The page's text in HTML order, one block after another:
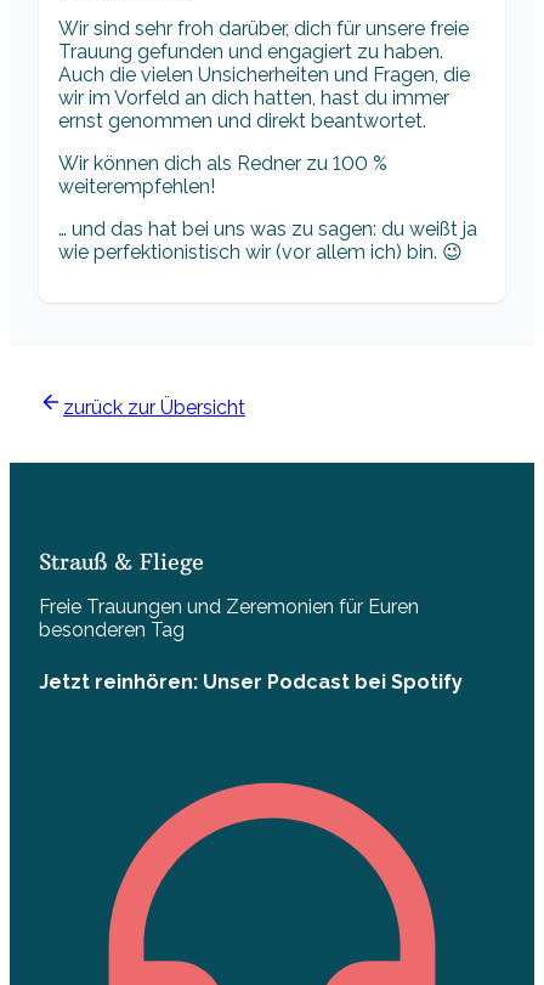
Wir sind sehr froh darüber, dich für unsere freie
Trauung gefunden und engagiert zu haben.
Auch die vielen Unsicherheiten und Fragen, die
wir im Vorfeld an dich hatten, hast du immer
ernst genommen und direkt beantwortet.
Wir können dich als Redner zu 100 %
weiterempfehlen!
… und das hat bei uns was zu sagen: du weißt ja
wie perfektionistisch wir (vor allem ich) bin. 😉
zurück zur Übersicht
Strauß & Fliege
Freie Trauungen und Zeremonien für Euren
besonderen Tag
Jetzt reinhören: Unser Podcast bei Spotify